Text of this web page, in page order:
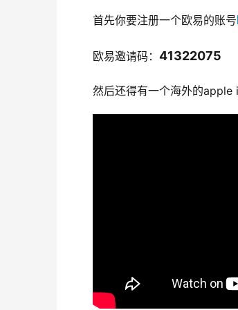
首先你要注册一个欧易的账号
欧易邀请码： 41322075
然后还得有一个海外的